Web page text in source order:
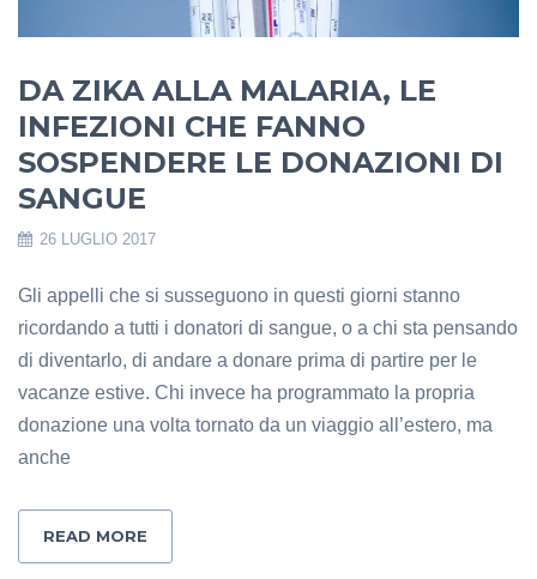
DA ZIKA ALLA MALARIA, LE
INFEZIONI CHE FANNO
SOSPENDERE LE DONAZIONI DI
SANGUE
26 LUGLIO 2017
Gli appelli che si susseguono in questi giorni stanno
ricordando a tutti i donatori di sangue, o a chi sta pensando
di diventarlo, di andare a donare prima di partire per le
vacanze estive. Chi invece ha programmato la propria
donazione una volta tornato da un viaggio all’estero, ma
anche
READ MORE